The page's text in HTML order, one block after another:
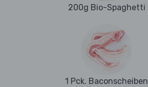
200g Bio-Spaghetti
1 Pck. Baconscheiben